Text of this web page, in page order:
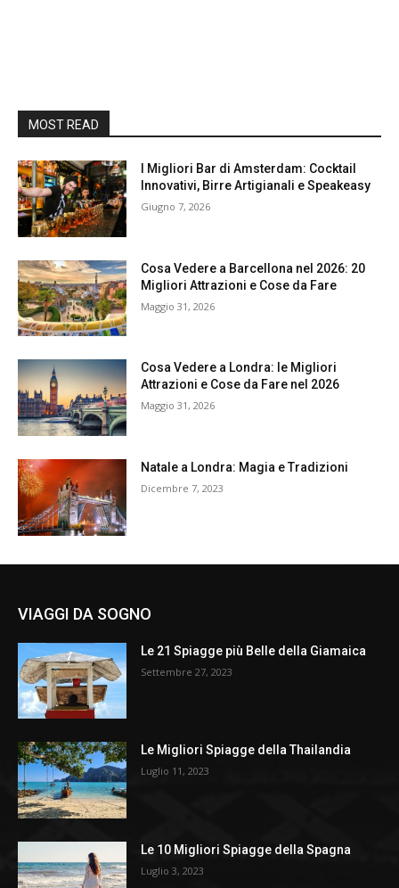
MOST READ
I Migliori Bar di Amsterdam: Cocktail
Innovativi, Birre Artigianali e Speakeasy
Giugno 7, 2026
Cosa Vedere a Barcellona nel 2026: 20
Migliori Attrazioni e Cose da Fare
Maggio 31, 2026
Cosa Vedere a Londra: le Migliori
Attrazioni e Cose da Fare nel 2026
Maggio 31, 2026
Natale a Londra: Magia e Tradizioni
Dicembre 7, 2023
VIAGGI DA SOGNO
Le 21 Spiagge più Belle della Giamaica
Settembre 27, 2023
Le Migliori Spiagge della Thailandia
Luglio 11, 2023
Le 10 Migliori Spiagge della Spagna
Luglio 3, 2023